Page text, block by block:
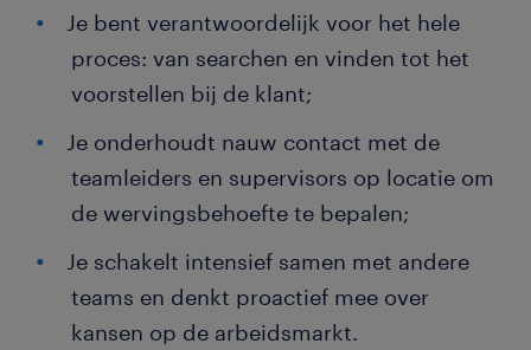
Je bent verantwoordelijk voor het hele
proces: van searchen en vinden tot het
voorstellen bij de klant;
Je onderhoudt nauw contact met de
teamleiders en supervisors op locatie om
de wervingsbehoefte te bepalen;
Je schakelt intensief samen met andere
teams en denkt proactief mee over
kansen op de arbeidsmarkt.